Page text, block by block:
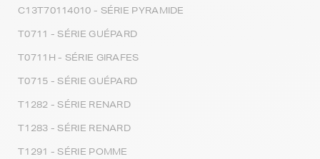
C13T70114010 - SÉRIE PYRAMIDE
T0711 - SÉRIE GUÉPARD
T0711H - SÉRIE GIRAFES
T0715 - SÉRIE GUÉPARD
T1282 - SÉRIE RENARD
T1283 - SÉRIE RENARD
T1291 - SÉRIE POMME